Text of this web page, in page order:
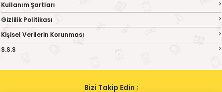
Kullanım Şartları
Gizlilik Politikası
Kişisel Verilerin Korunması
S.S.S
Bizi Takip Edin ;